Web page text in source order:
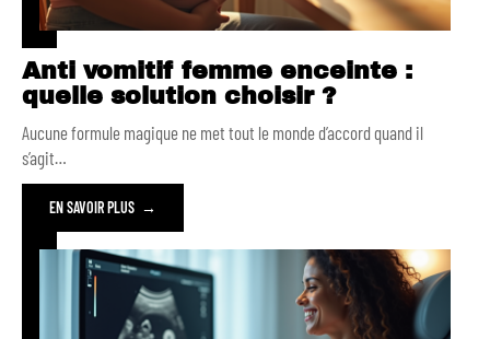
Anti vomitif femme enceinte :
quelle solution choisir ?
Aucune formule magique ne met tout le monde d’accord quand il
s’agit…
EN SAVOIR PLUS